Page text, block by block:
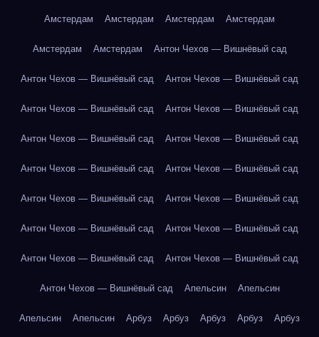
Амстердам Амстердам Амстердам Амстердам
Амстердам Амстердам Антон Чехов — Вишнёвый сад
Антон Чехов — Вишнёвый сад Антон Чехов — Вишнёвый сад
Антон Чехов — Вишнёвый сад Антон Чехов — Вишнёвый сад
Антон Чехов — Вишнёвый сад Антон Чехов — Вишнёвый сад
Антон Чехов — Вишнёвый сад Антон Чехов — Вишнёвый сад
Антон Чехов — Вишнёвый сад Антон Чехов — Вишнёвый сад
Антон Чехов — Вишнёвый сад Антон Чехов — Вишнёвый сад
Антон Чехов — Вишнёвый сад Антон Чехов — Вишнёвый сад
Антон Чехов — Вишнёвый сад Апельсин Апельсин
Апельсин Апельсин Арбуз Арбуз Арбуз Арбуз Арбуз